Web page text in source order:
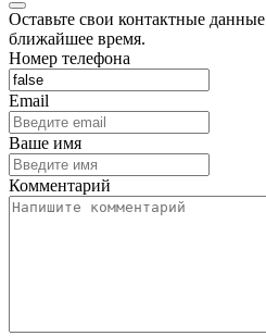
Оставьте свои контактные
ближайшее время.
Номер телефона
Email
Ваше имя
Комментарий